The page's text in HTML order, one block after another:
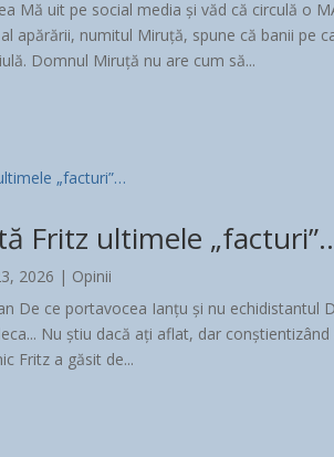
Mă uit pe social media și văd că circulă o
apărării, numitul Miruță, spune că banii pe
Domnul Miruță nu are cum să...
Fritz ultimele
2026 | Opinii
De ce portavocea Ianțu și nu echidistantul
Nu știu dacă ați aflat, dar
Fritz a găsit de...